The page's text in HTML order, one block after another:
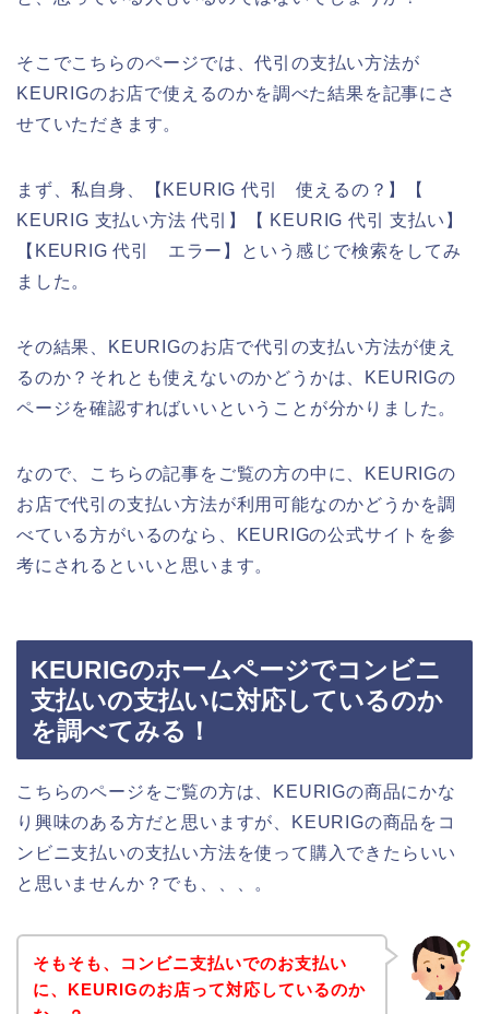
そこでこちらのページでは、代引の支払い方法が
KEURIGのお店で使えるのかを調べた結果を記事にさ
せていただきます。
まず、私自身、【KEURIG 代引 使えるの？】【
KEURIG 支払い方法 代引】【 KEURIG 代引 支払い】
【KEURIG 代引 エラー】という感じで検索をしてみ
ました。
その結果、KEURIGのお店で代引の支払い方法が使え
るのか？それとも使えないのかどうかは、KEURIGの
ページを確認すればいいということが分かりました。
なので、こちらの記事をご覧の方の中に、KEURIGの
お店で代引の支払い方法が利用可能なのかどうかを調
べている方がいるのなら、KEURIGの公式サイトを参
考にされるといいと思います。
KEURIGのホームページでコンビニ
支払いの支払いに対応しているのか
を調べてみる！
こちらのページをご覧の方は、KEURIGの商品にかな
り興味のある方だと思いますが、KEURIGの商品をコ
ンビニ支払いの支払い方法を使って購入できたらいい
と思いませんか？でも、、、。
そもそも、コンビニ支払いでのお支払い
に、KEURIGのお店って対応しているのか